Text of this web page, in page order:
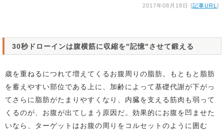
2017年08月18日 [記事URL ]
30秒ドローインは腹横筋に収縮を"記憶"させて鍛える
歳を重ねるにつれて増えてくるお腹周りの脂肪。もともと脂肪
を蓄えやすい部位である上に、加齢によって基礎代謝が下がっ
てさらに脂肪がたまりやすくなり、内臓を支える筋肉も弱って
くるのが、お腹が出てしまう原因だ。効果的にお腹を凹ませた
いなら、ターゲットはお腹の周りをコルセットのように囲む